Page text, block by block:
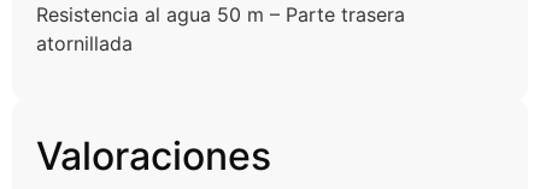
Resistencia al agua 50 m – Parte trasera
atornillada
Valoraciones